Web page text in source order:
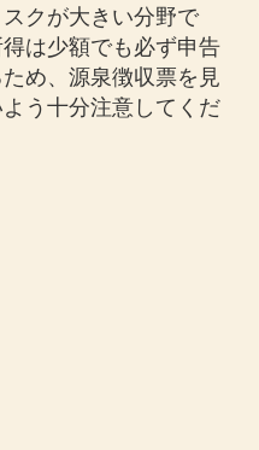
クが大きい分野で
は少額でも必ず申告
め、源泉徴収票を見
う十分注意してくだ